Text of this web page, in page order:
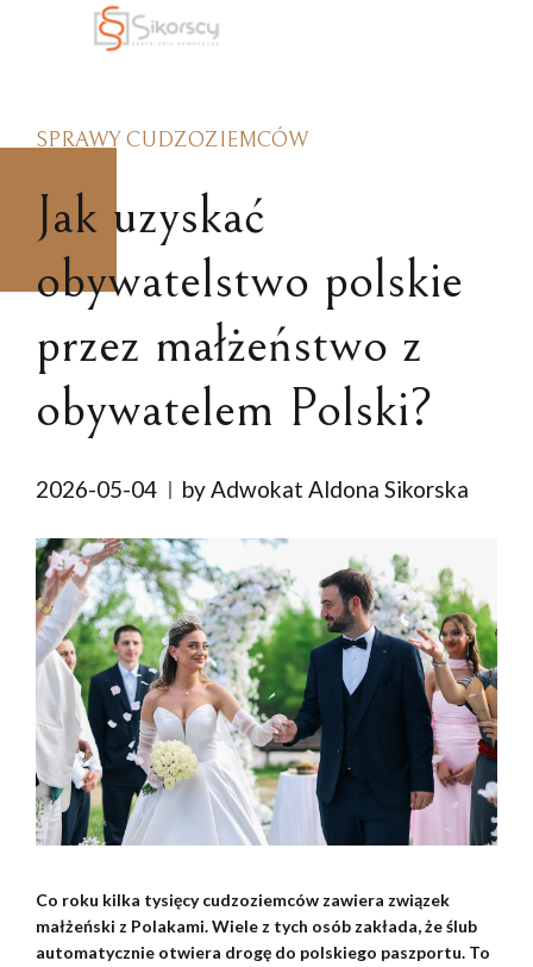
SPRAWY CUDZOZIEMCÓW
Jak uzyskać
obywatelstwo polskie
przez małżeństwo z
obywatelem Polski?
2026-05-04 by Adwokat Aldona Sikorska
Co roku kilka tysięcy cudzoziemców zawiera związek
małżeński z Polakami. Wiele z tych osób zakłada, że ślub
automatycznie otwiera drogę do polskiego paszportu. To